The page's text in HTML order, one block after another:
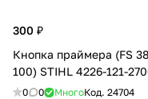
300 ₽
Кнопка праймера (FS
100) STIHL 4226-121-
0 0 МногоКод. 24704